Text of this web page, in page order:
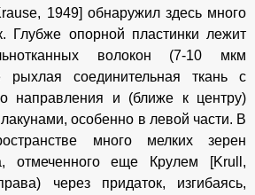
1949] обнаружил здесь много
Глубже опорной пластинки лежит
волокон (7-10 мкм
рыхлая соединительная ткань с
направления и (ближе к центру)
особенно в левой части. В
много мелких зерен
отмеченного еще Крулем [Krull,
через придаток, изгибаясь,